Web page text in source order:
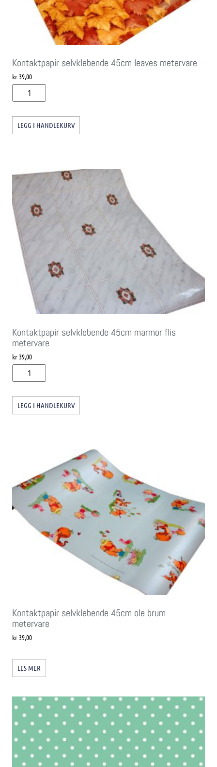
Kontaktpapir selvklebende 45cm leaves metervare
kr39,00
LEGG I HANDLEKURV
Kontaktpapir selvklebende 45cm marmor flis
metervare
kr39,00
LEGG I HANDLEKURV
Kontaktpapir selvklebende 45cm ole brum
metervare
kr39,00
LES MER